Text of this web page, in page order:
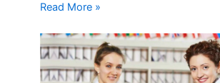
Read More »